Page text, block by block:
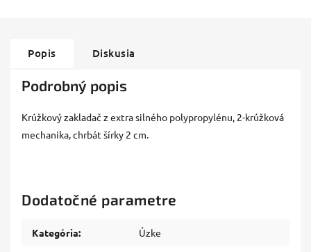
Popis Diskusia
Podrobný popis
Krúžkový zakladač z extra silného polypropylénu, 2-krúžková
mechanika, chrbát šírky 2 cm.
Dodatočné parametre
Kategória: Úzke